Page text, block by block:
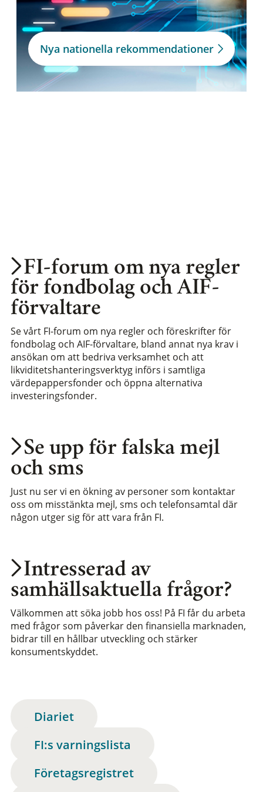
Nya nationella rekommendationer
Intresserad av
samhällsaktuella frågor?
Välkommen att söka jobb hos oss! På FI får du arbeta
med frågor som påverkar den finansiella marknaden,
bidrar till en hållbar utveckling och stärker
konsumentskyddet.
Se upp för falska mejl
och sms
Just nu ser vi en ökning av personer som kontaktar
oss om misstänkta mejl, sms och telefonsamtal där
någon utger sig för att vara från FI.
FI-forum om nya regler
för fondbolag och AIF-
förvaltare
Se vårt FI-forum om nya regler och föreskrifter för
fondbolag och AIF-förvaltare, bland annat nya krav i
ansökan om att bedriva verksamhet och att
likviditetshanteringsverktyg införs i samtliga
värdepappersfonder och öppna alternativa
investeringsfonder.
Diariet
FI:s varningslista
Företagsregistret